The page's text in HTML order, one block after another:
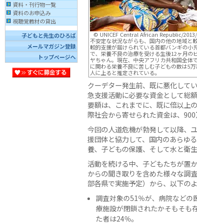
資料・刊行物一覧
資料のお申込み
視聴覚教材の貸出
子どもと先生のひろば
メールマガジン登録
トップページへ
© UNICEF Central African Republic/
不安定な状況ながらも、国内の他の地域と
較的支援が届けられている首都バンギの小
で、栄養不良の治療を受ける生後12ヶ月の
ヤちゃん。現在、中央アフリカ共和国全体
に関わる栄養不良に苦しむ子どもの数は5
人に上ると推定されている。
クーデター発生前、既に悪化して
急支援活動に必要な資金として総
要額は、これまでに、既に倍以上
際社会から寄せられた資金は、900
今回の人道危機が勃発して以降、
援団体と協力して、国内のあらゆ
養、子どもの保護、そして水と衛
活動を続ける中、子どもたちが置
からの聞き取りを含めた様々な調
部各県で実施予定）から、以下の
調査対象の51％が、病院などの
療施設が閉鎖されたかそもそも
た者は24％。